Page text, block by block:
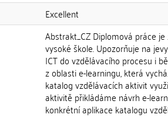
Excellent
Abstrakt_CZ Diplomová práce
vysoké škole. Upozorňuje na
ICT do vzdělávacího procesu i
z oblasti e-learningu, která
katalog vzdělávacích aktivit
aktivitě přikládáme návrh e-
konkrétní aplikace katalogu